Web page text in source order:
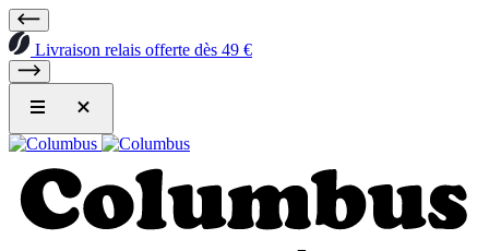
Livraison relais offerte dès 49 €